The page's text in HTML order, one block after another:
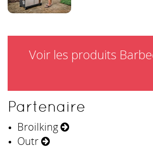
Voir les produits
Partenaire
Broilking
Outr